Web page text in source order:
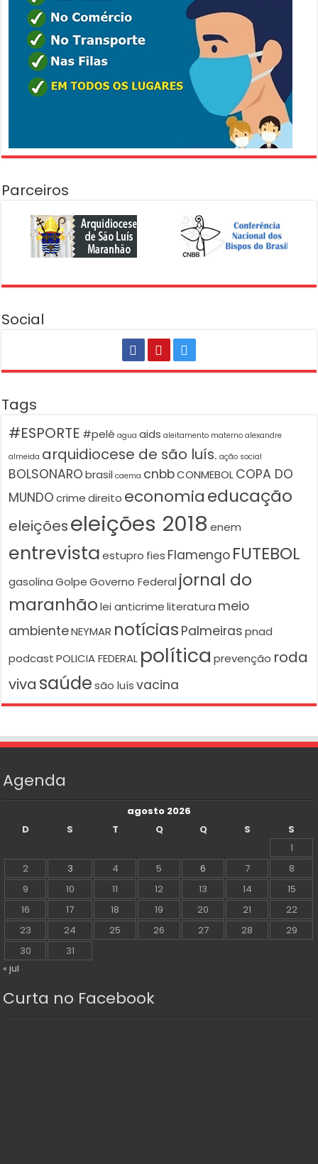
Parceiros
Social
Tags
#ESPORTE #pelé agua aids aleitamento materno alexandre
almeida arquidiocese de são luís. ação social
BOLSONARO brasil caema cnbbCONMEBOLCOPA DO
MUNDO crime direito economiaeducação
eleiçõeseleições 2018 enem
entrevista estupro fies Flamengo FUTEBOL
gasolina Golpe Governo Federal jornal do
maranhão lei anticrime literatura meio
ambienteNEYMAR notícias Palmeiras pnad
podcast POLICIA FEDERAL política prevenção roda
viva saúde são luís vacina
Agenda
agosto 2026
D
S T Q Q S
S
1
2
3 4 5 6 7
8
9
10 11 12 13 14
15
16
17 18 19 20 21
22
23
24 25 26 27 28
29
30
31
« jul
Curta no Facebook